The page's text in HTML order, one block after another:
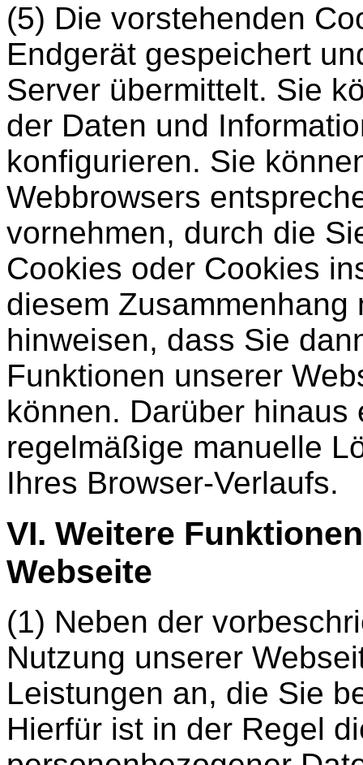
(5) Die vorstehenden
Endgerät gespeichert
Server übermittelt. Sie
der Daten und
konfigurieren. Sie
Webbrowsers
vornehmen, durch die
Cookies oder Cookies
diesem
hinweisen, dass Sie
Funktionen unserer
können. Darüber hinaus
regelmäßige manuelle
Ihres Browser-Verlaufs.
VI. Weitere
Webseite
(1) Neben der
Nutzung unserer
Leistungen an, die Sie
Hierfür ist in der Regel